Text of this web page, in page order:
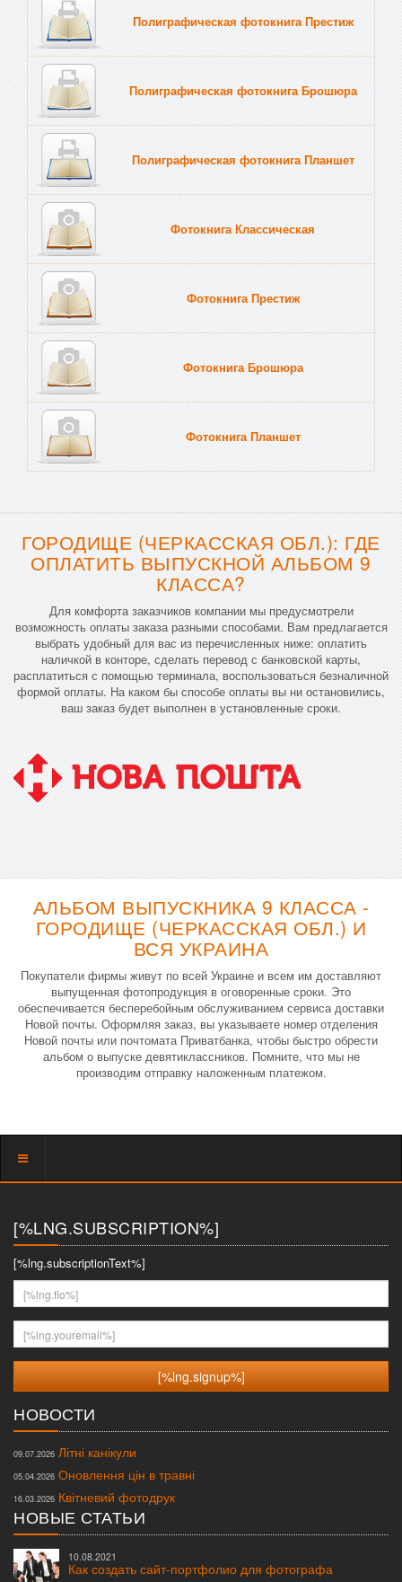
Полиграфическая фотокнига Престиж
Полиграфическая фотокнига Брошюра
Полиграфическая фотокнига Планшет
Фотокнига Классическая
Фотокнига Престиж
Фотокнига Брошюра
Фотокнига Планшет
ГОРОДИЩЕ (ЧЕРКАССКАЯ ОБЛ.): ГДЕ
ОПЛАТИТЬ ВЫПУСКНОЙ АЛЬБОМ 9
КЛАССА?
Для комфорта заказчиков компании мы предусмотрели
возможность оплаты заказа разными способами. Вам предлагается
выбрать удобный для вас из перечисленных ниже: оплатить
наличкой в конторе, сделать перевод с банковской карты,
расплатиться с помощью терминала, воспользоваться безналичной
формой оплаты. На каком бы способе оплаты вы ни остановились,
ваш заказ будет выполнен в установленные сроки.
АЛЬБОМ ВЫПУСКНИКА 9 КЛАССА -
ГОРОДИЩЕ (ЧЕРКАССКАЯ ОБЛ.) И
ВСЯ УКРАИНА
Покупатели фирмы живут по всей Украине и всем им доставляют
выпущенная фотопродукция в оговоренные сроки. Это
обеспечивается бесперебойным обслуживанием сервиса доставки
Новой почты. Оформляя заказ, вы указываете номер отделения
Новой почты или почтомата Приватбанка, чтобы быстро обрести
альбом о выпуске девятиклассников. Помните, что мы не
производим отправку наложенным платежом.
Показать
[%LNG.SUBSCRIPTION%]
[%lng.subscriptionText%]
[%lng.fio%]
[%lng.youremail%]
НОВОСТИ
09.07.2026 Літні канікули
05.04.2026 Оновлення цін в травні
16.03.2026 Квітневий фотодрук
НОВЫЕ СТАТЬИ
10.08.2021
Как создать сайт-портфолио для фотографа